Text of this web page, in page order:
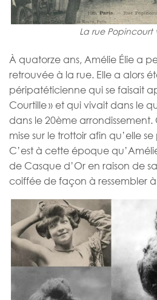
La rue Popincourt
À quatorze ans, Amélie Élie a
retrouvée à la rue. Elle a alors
péripatéticienne qui se faisait
Courtille » et qui vivait dans le
dans le 20ème arrondissement.
mise sur le trottoir afin qu’elle
C’est à cette époque
de Casque d’Or en raison de
coiffée de façon à ressembler